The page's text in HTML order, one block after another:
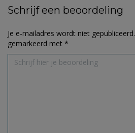
Schrijf een beoordeling
Je e-mailadres wordt niet gepubliceerd.
gemarkeerd met *